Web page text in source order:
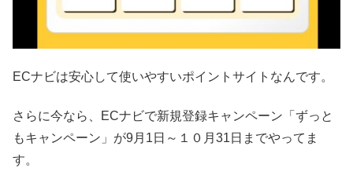
ECナビは安心して使いやすいポイントサイトなんです。
さらに今なら、ECナビで新規登録キャンペーン「ずっと
もキャンペーン」が9月1日～１０月31日までやってま
す。